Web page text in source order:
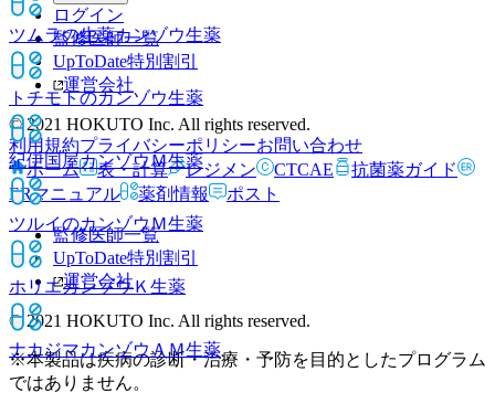
ツムラの生薬カンゾウ生薬
トチモトのカンゾウ生薬
紀伊国屋カンゾウＭ生薬
ツルイのカンゾウＭ生薬
ホリエカンゾウＫ 生薬
ナカジマカンゾウＡＭ生薬
ログイン
監修医師一覧
UpToDate特別割引
運営会社
© 2021 HOKUTO Inc. All rights reserved.
利用規約プライバシーポリシーお問い合わせ
ホーム
表・計算 レジメン CTCAE
抗菌薬ガイド
ERマニュアル
薬剤情報 ポスト
監修医師一覧
UpToDate特別割引
運営会社
© 2021 HOKUTO Inc. All rights reserved.
※本製品は疾病の診断・治療・予防を目的としたプログラム
ではありません。